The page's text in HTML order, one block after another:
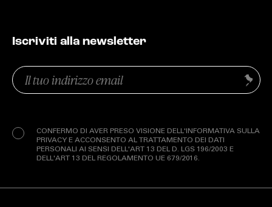
Iscriviti alla newsletter
Email
(Obbligatorio)
CONFERMO DI AVER PRESO VISIONE DELL'INFORMATIVA SULLA
PRIVACY E ACCONSENTO AL TRATTAMENTO DEI DATI
PERSONALI AI SENSI DELL'ART 13 DEL D. LGS 196/2003 E
DELL'ART 13 DEL REGOLAMENTO UE 679/2016.
Invia